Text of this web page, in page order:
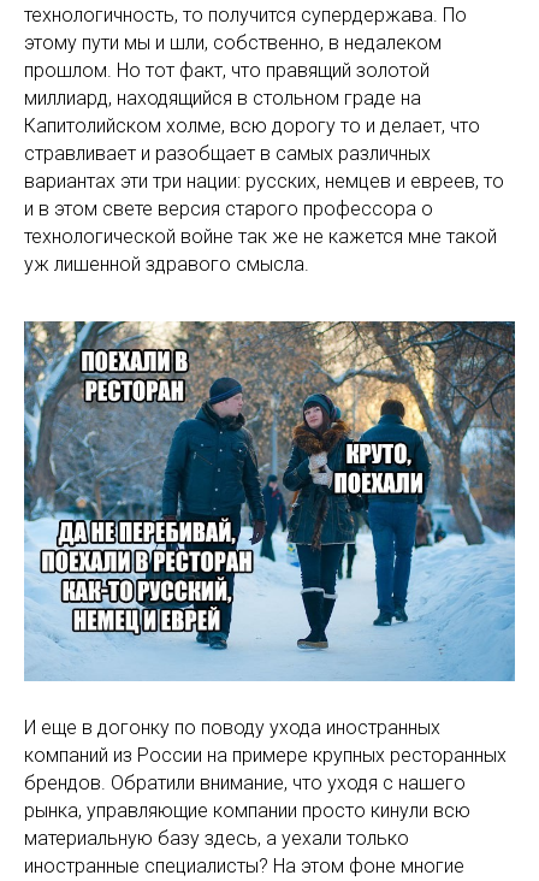
технологичность, то получится супердержава. По
этому пути мы и шли, собственно, в недалеком
прошлом. Но тот факт, что правящий золотой
миллиард, находящийся в стольном граде на
Капитолийском холме, всю дорогу то и делает, что
стравливает и разобщает в самых различных
вариантах эти три нации: русских, немцев и евреев, то
и в этом свете версия старого профессора о
технологической войне так же не кажется мне такой
уж лишенной здравого смысла.
И еще в догонку по поводу ухода иностранных
компаний из России на примере крупных ресторанных
брендов. Обратили внимание, что уходя с нашего
рынка, управляющие компании просто кинули всю
материальную базу здесь, а уехали только
иностранные специалисты? На этом фоне многие